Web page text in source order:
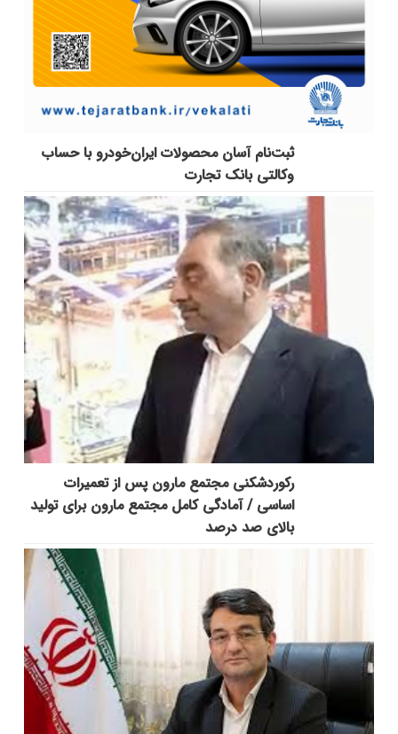
ثبت‌نام آسان محصولات ایران‌خودرو با حساب
وکالتی بانک تجارت
رکوردشکنی مجتمع مارون پس از تعمیرات
اساسی / آمادگی کامل مجتمع مارون برای تولید
بالای صد درصد